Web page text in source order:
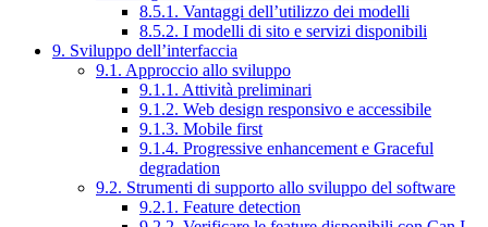
8.5.1. Vantaggi dell’utilizzo dei modelli
8.5.2. I modelli di sito e servizi disponibili
9. Sviluppo dell’interfaccia
9.1. Approccio allo sviluppo
9.1.1. Attività preliminari
9.1.2. Web design responsivo e accessibile
9.1.3. Mobile first
9.1.4. Progressive enhancement e Graceful
degradation
9.2. Strumenti di supporto allo sviluppo del software
9.2.1. Feature detection